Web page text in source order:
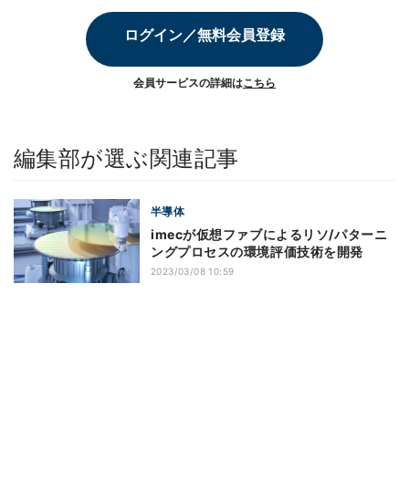
ログイン／無料会員登録
会員サービスの詳細はこちら
編集部が選ぶ関連記事
半導体
imecが仮想ファブによるリソ/パターニ
ングプロセスの環境評価技術を開発
2023/03/08 10:59